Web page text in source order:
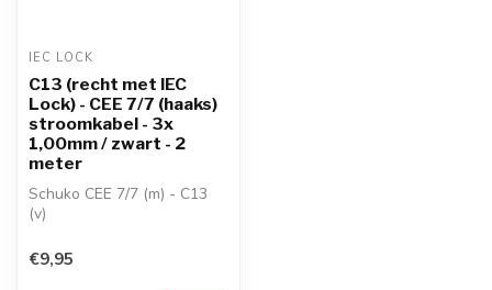
IEC LOCK
C13 (recht met IEC
Lock) - CEE 7/7 (haaks)
stroomkabel - 3x
1,00mm / zwart - 2
meter
Schuko CEE 7/7 (m) - C13
(v)
rechte C13
kabel: H05VV-F 3...
€9,95